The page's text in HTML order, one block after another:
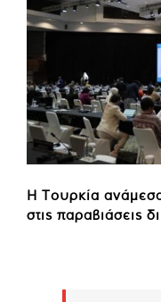
Η Τουρκία ανάμεσα
στις παραβιάσεις